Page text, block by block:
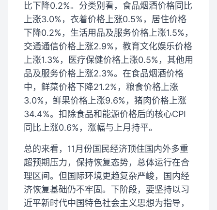
比下降0.2%。分类别看，食品烟酒价格同比
上涨3.0%，衣着价格上涨0.5%，居住价格
下降0.2%，生活用品及服务价格上涨1.5%，
交通通信价格上涨2.9%，教育文化娱乐价格
上涨1.3%，医疗保健价格上涨0.5%，其他用
品及服务价格上涨2.3%。在食品烟酒价格
中，鲜菜价格下降21.2%，粮食价格上涨
3.0%，鲜果价格上涨9.6%，猪肉价格上涨
34.4%。扣除食品和能源价格后的核心CPI
同比上涨0.6%，涨幅与上月持平。
总的来看，11月份国民经济顶住国内外多重
超预期压力，保持恢复态势，总体运行在合
理区间。但国际环境更趋复杂严峻，国内经
济恢复基础仍不牢固。下阶段，要坚持以习
近平新时代中国特色社会主义思想为指导，